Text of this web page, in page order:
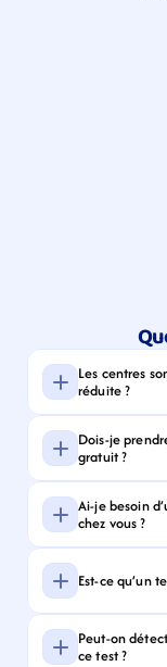
Les centres
réduite ?
Dois-je
gratuit ?
Ai-je besoin
chez vous ?
Est-ce qu’un
Peut-on
ce test ?